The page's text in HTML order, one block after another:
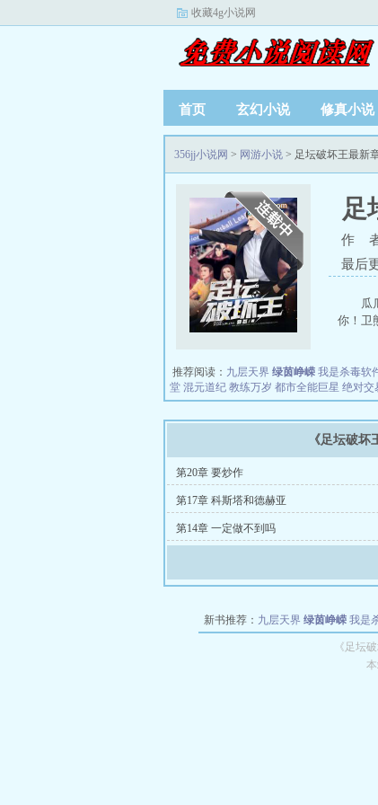
收藏4g小说网
首页 玄幻小说 修真小说
356jj小说网 > 网游小说 > 足坛破坏王最新
足
作
最后
瓜
你！卫
推荐阅读： 九层天界 绿茵峥嵘 我是杀毒软
堂 混元道纪 教练万岁 都市全能巨星 绝对交
《足坛破坏
第20章 要炒作
第17章 科斯塔和德赫亚
第14章 一定做不到吗
新书推荐： 九层天界 绿茵峥嵘 我是
教练万岁 都
《足坛